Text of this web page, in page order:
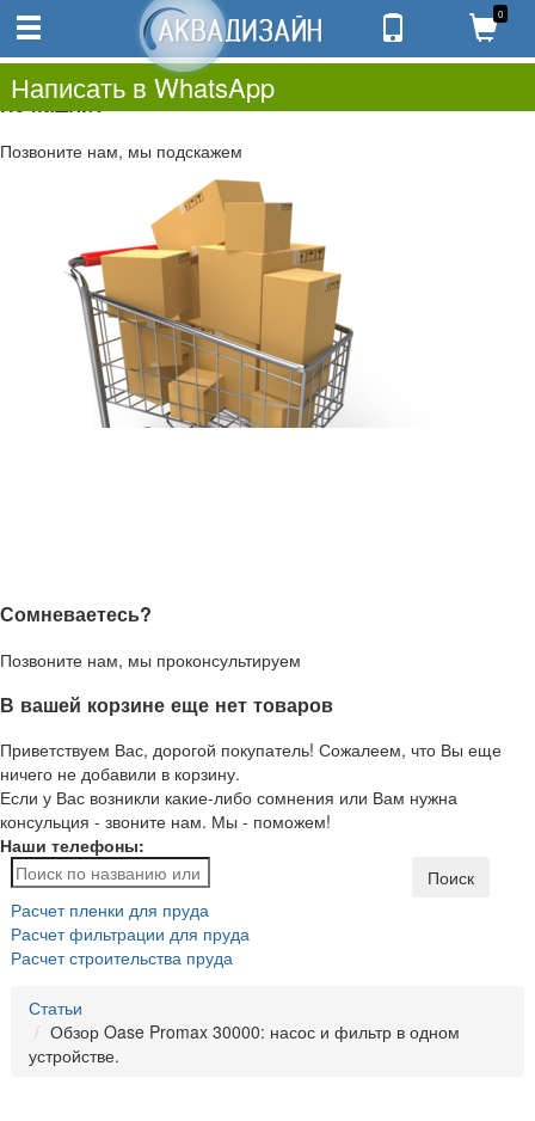
0.00
0
Не нашли?
Позвоните нам, мы подскажем
Сомневаетесь?
Позвоните нам, мы проконсультируем
В вашей корзине еще нет товаров
Приветствуем Вас, дорогой покупатель! Сожалеем, что Вы еще
ничего не добавили в корзину.
Если у Вас возникли какие-либо сомнения или Вам нужна
консульция - звоните нам. Мы - поможем!
Наши телефоны:
0
Написать в WhatsApp
Поиск
Расчет пленки для пруда
Расчет фильтрации для пруда
Расчет строительства пруда
Статьи
Обзор Oase Promax 30000: насос и фильтр в одном
устройстве.